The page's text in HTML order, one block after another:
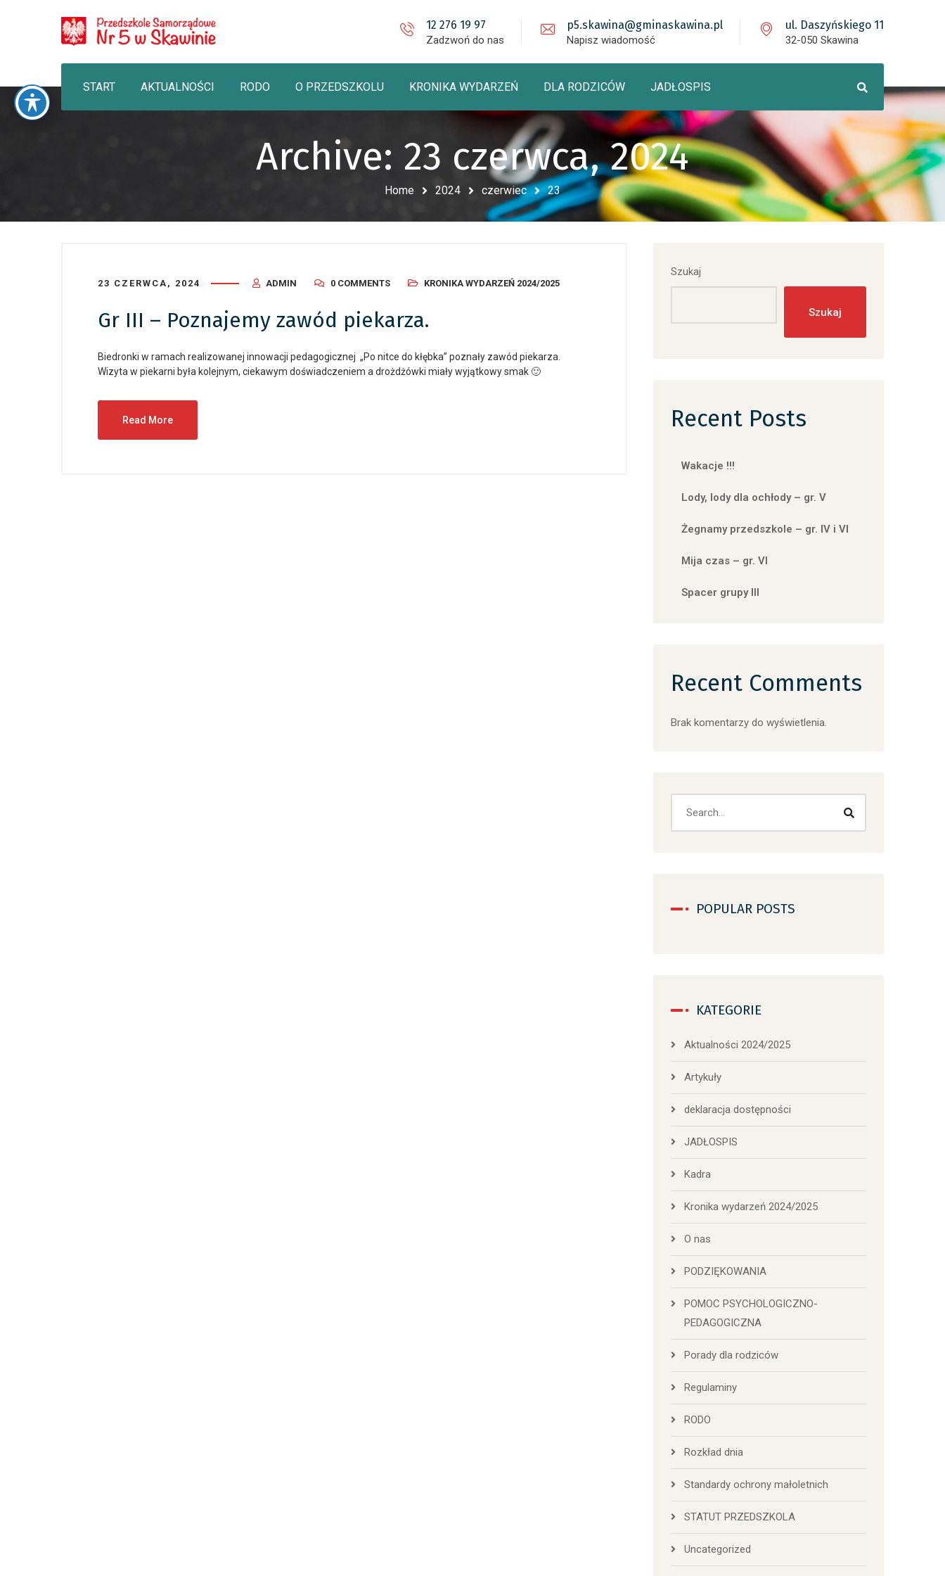
12 276 19 97
Zadzwoń do nas
p5.skawina@gminaskawina.pl
Napisz wiadomość
ul. Daszyńskiego 11
32-050 Skawina
START AKTUALNOŚCI RODO O PRZEDSZKOLU KRONIKA WYDARZEŃ DLA RODZICÓW JADŁOSPIS
Archive: 23 czerwca, 2024
Home 2024 czerwiec 23
23 CZERWCA, 2024 ADMIN 0 COMMENTS KRONIKA WYDARZEŃ 2024/2025
Gr III – Poznajemy zawód piekarza.
Biedronki w ramach realizowanej innowacji pedagogicznej „Po nitce do kłębka” poznały zawód piekarza.
Wizyta w piekarni była kolejnym, ciekawym doświadczeniem a drożdżówki miały wyjątkowy smak 🙂
Read More
Szukaj
Szukaj
Recent Posts
Wakacje !!!
Lody, lody dla ochłody – gr. V
Żegnamy przedszkole – gr. IV i VI
Mija czas – gr. VI
Spacer grupy III
Recent Comments
Brak komentarzy do wyświetlenia.
POPULAR POSTS
KATEGORIE
Aktualności 2024/2025
Artykuły
deklaracja dostępności
JADŁOSPIS
Kadra
Kronika wydarzeń 2024/2025
O nas
PODZIĘKOWANIA
POMOC PSYCHOLOGICZNO-
PEDAGOGICZNA
Porady dla rodziców
Regulaminy
RODO
Rozkład dnia
Standardy ochrony małoletnich
STATUT PRZEDSZKOLA
Uncategorized